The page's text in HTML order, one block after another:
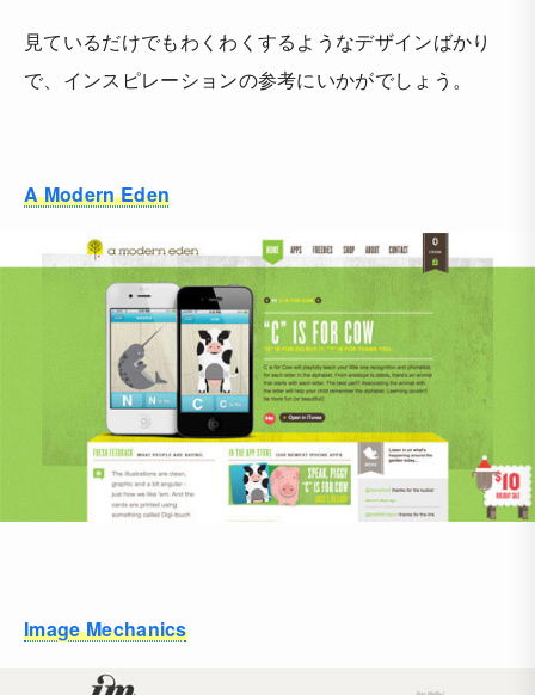
見ているだけでもわくわくするようなデザインばかり
で、インスピレーションの参考にいかがでしょう。
A Modern Eden
Image Mechanics